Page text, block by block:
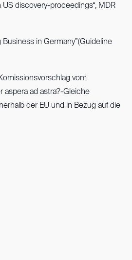
discovery-proceedings“, MDR
Business in Germany”(Guideline
vom
aspera ad astra?-Gleiche
der EU und in Bezug auf die